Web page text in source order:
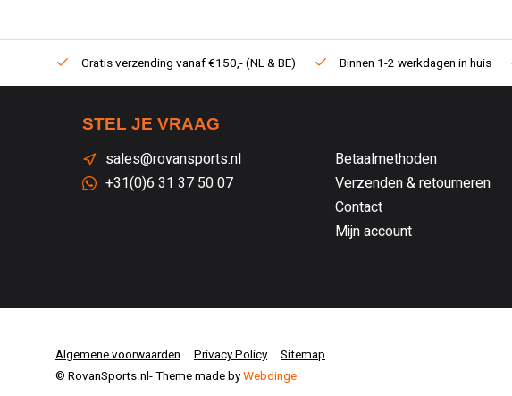
Gratis verzending vanaf €150,- (NL & BE) Binnen 1-2 werkdagen in huis
STEL JE VRAAG
sales@rovansports.nl
+31(0)6 31 37 50 07
Betaalmethoden
Verzenden & retourneren
Contact
Mijn account
Algemene voorwaarden Privacy Policy
Sitemap
© RovanSports.nl- Theme made byWebdinge